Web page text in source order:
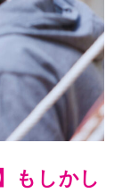
もしかし